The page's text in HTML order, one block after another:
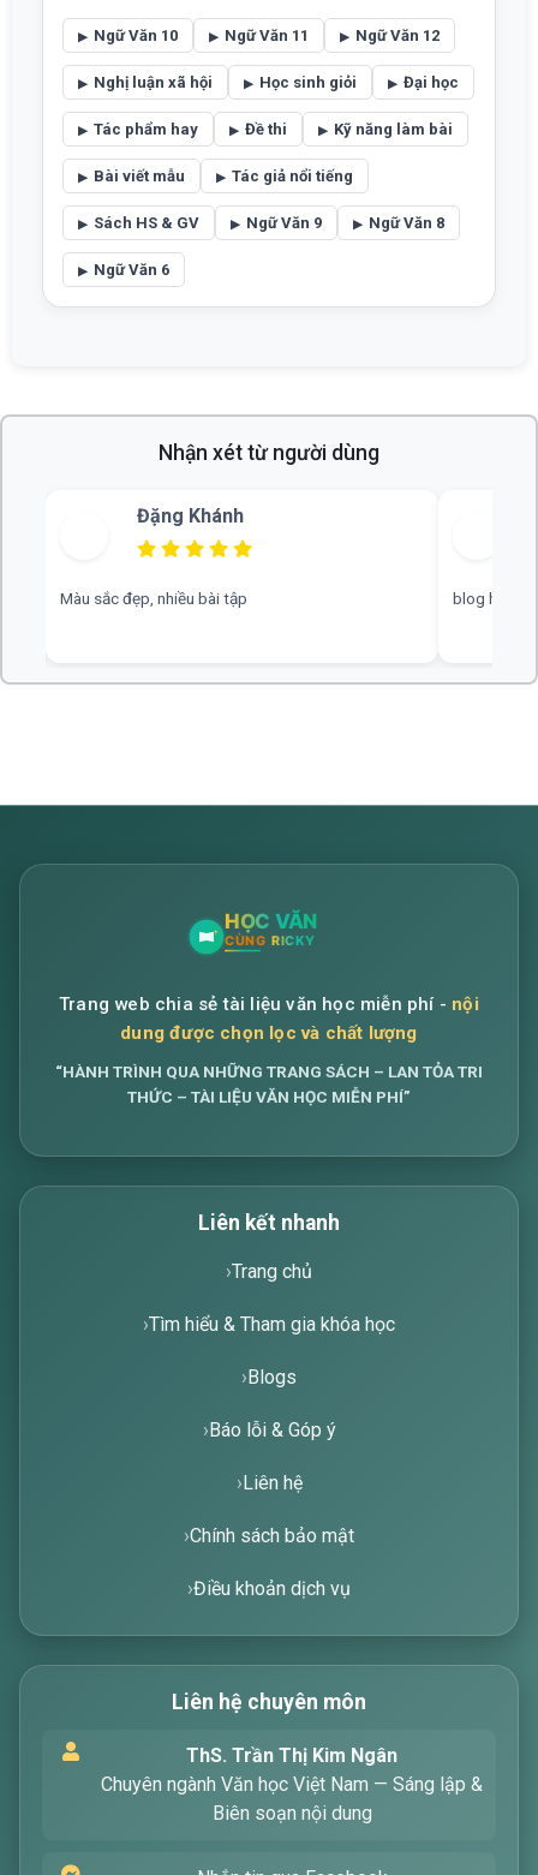
Ngữ Văn 10 Ngữ Văn 11 Ngữ Văn 12
Nghị luận xã hội Học sinh giỏi Đại học
Tác phẩm hay Đề thi Kỹ năng làm bài
Bài viết mẫu Tác giả nổi tiếng
Sách HS & GV Ngữ Văn 9 Ngữ Văn 8
Ngữ Văn 6
Nhận xét từ người dùng
Đặng Khánh
Màu sắc đẹp, nhiều bài tập blog hay,
tìm kiếm các bài viết về văn học. Hãy nhập từ
khóa mà bạn quan tâm, tôi sẽ giúp bạn ngay
Trang web chia sẻ tài liệu văn học miễn phí - nội
dung được chọn lọc và chất lượng
“HÀNH TRÌNH QUA NHỮNG TRANG SÁCH – LAN TỎA TRI
THỨC – TÀI LIỆU VĂN HỌC MIỄN PHÍ”
Liên kết nhanh
Trang chủ
Tìm hiểu & Tham gia khóa học
Blogs
Báo lỗi & Góp ý
Liên hệ
Chính sách bảo mật
Điều khoản dịch vụ
Liên hệ chuyên môn
ThS. Trần Thị Kim Ngân
Chuyên ngành Văn học Việt Nam — Sáng lập &
Biên soạn nội dung